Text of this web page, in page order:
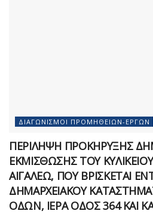
ΔΙΑΓΩΝΙΣΜΟΊ ΠΡΟΜΗΘΕΙΏΝ-ΈΡΓΩΝ
ΠΕΡΙΛΗΨΗ ΠΡΟΚΗΡΥΞΗΣ
ΕΚΜΙΣΘΩΣΗΣ ΤΟΥ
ΑΙΓΑΛΕΩ, ΠΟΥ ΒΡΙΣΚΕΤΑΙ
ΔΗΜΑΡΧEΙΑΚΟΥ
ΟΔΩΝ, ΙΕΡΑ ΟΔΟΣ 364 ΚΑΙ